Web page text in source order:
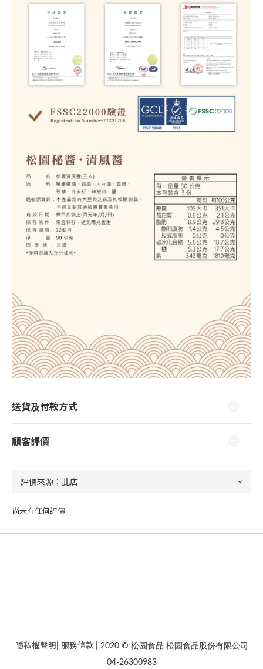
送貨及付款方式
顧客評價
尚未有任何評價
隱私權聲明 服務條款
| 2020 © 松園食品 松園食品股份有限公司
04-26300983